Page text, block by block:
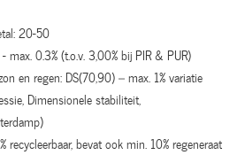
20-50
0.3% (t.o.v. 3,00% bij PIR & PUR)
en regen: DS(70,90) – max. 1% variatie
Dimensionele stabiliteit,
recycleerbaar, bevat ook min. 10% regeneraat